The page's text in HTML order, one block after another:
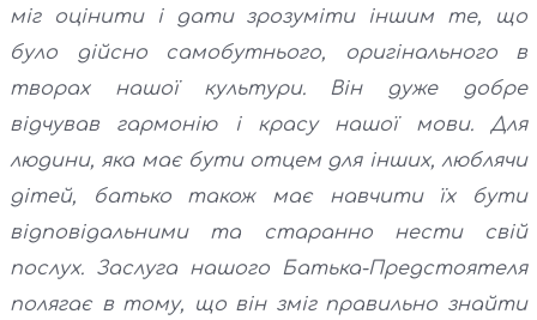
міг оцінити і дати зрозуміти іншим те, що
було дійсно самобутнього, оригінального в
творах нашої культури. Він дуже добре
відчував гармонію і красу нашої мови. Для
людини, яка має бути отцем для інших, люблячи
дітей, батько також має навчити їх бути
відповідальними та старанно нести свій
послух. Заслуга нашого Батька-Предстоятеля
полягає в тому, що він зміг правильно знайти